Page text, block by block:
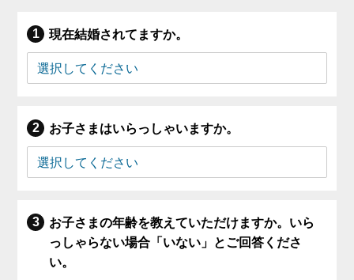
現在結婚されてますか。
お子さまはいらっしゃいますか。
お子さまの年齢を教えていただけますか。いら
っしゃらない場合「いない」とご回答くださ
い。